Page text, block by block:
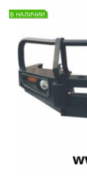
В НАЛИЧИИ